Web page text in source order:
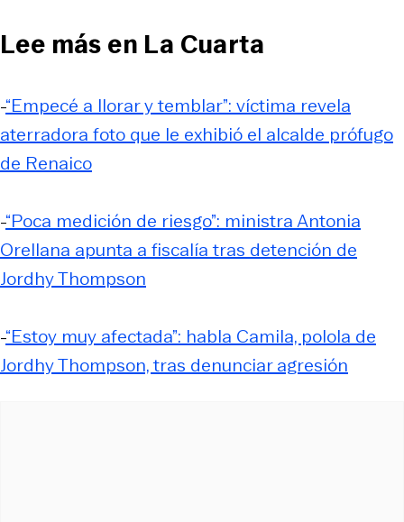
Lee más en La Cuarta
-“Empecé a llorar y temblar”: víctima revela
aterradora foto que le exhibió el alcalde prófugo
de Renaico
-“Poca medición de riesgo”: ministra Antonia
Orellana apunta a fiscalía tras detención de
Jordhy Thompson
-“Estoy muy afectada”: habla Camila, polola de
Jordhy Thompson, tras denunciar agresión